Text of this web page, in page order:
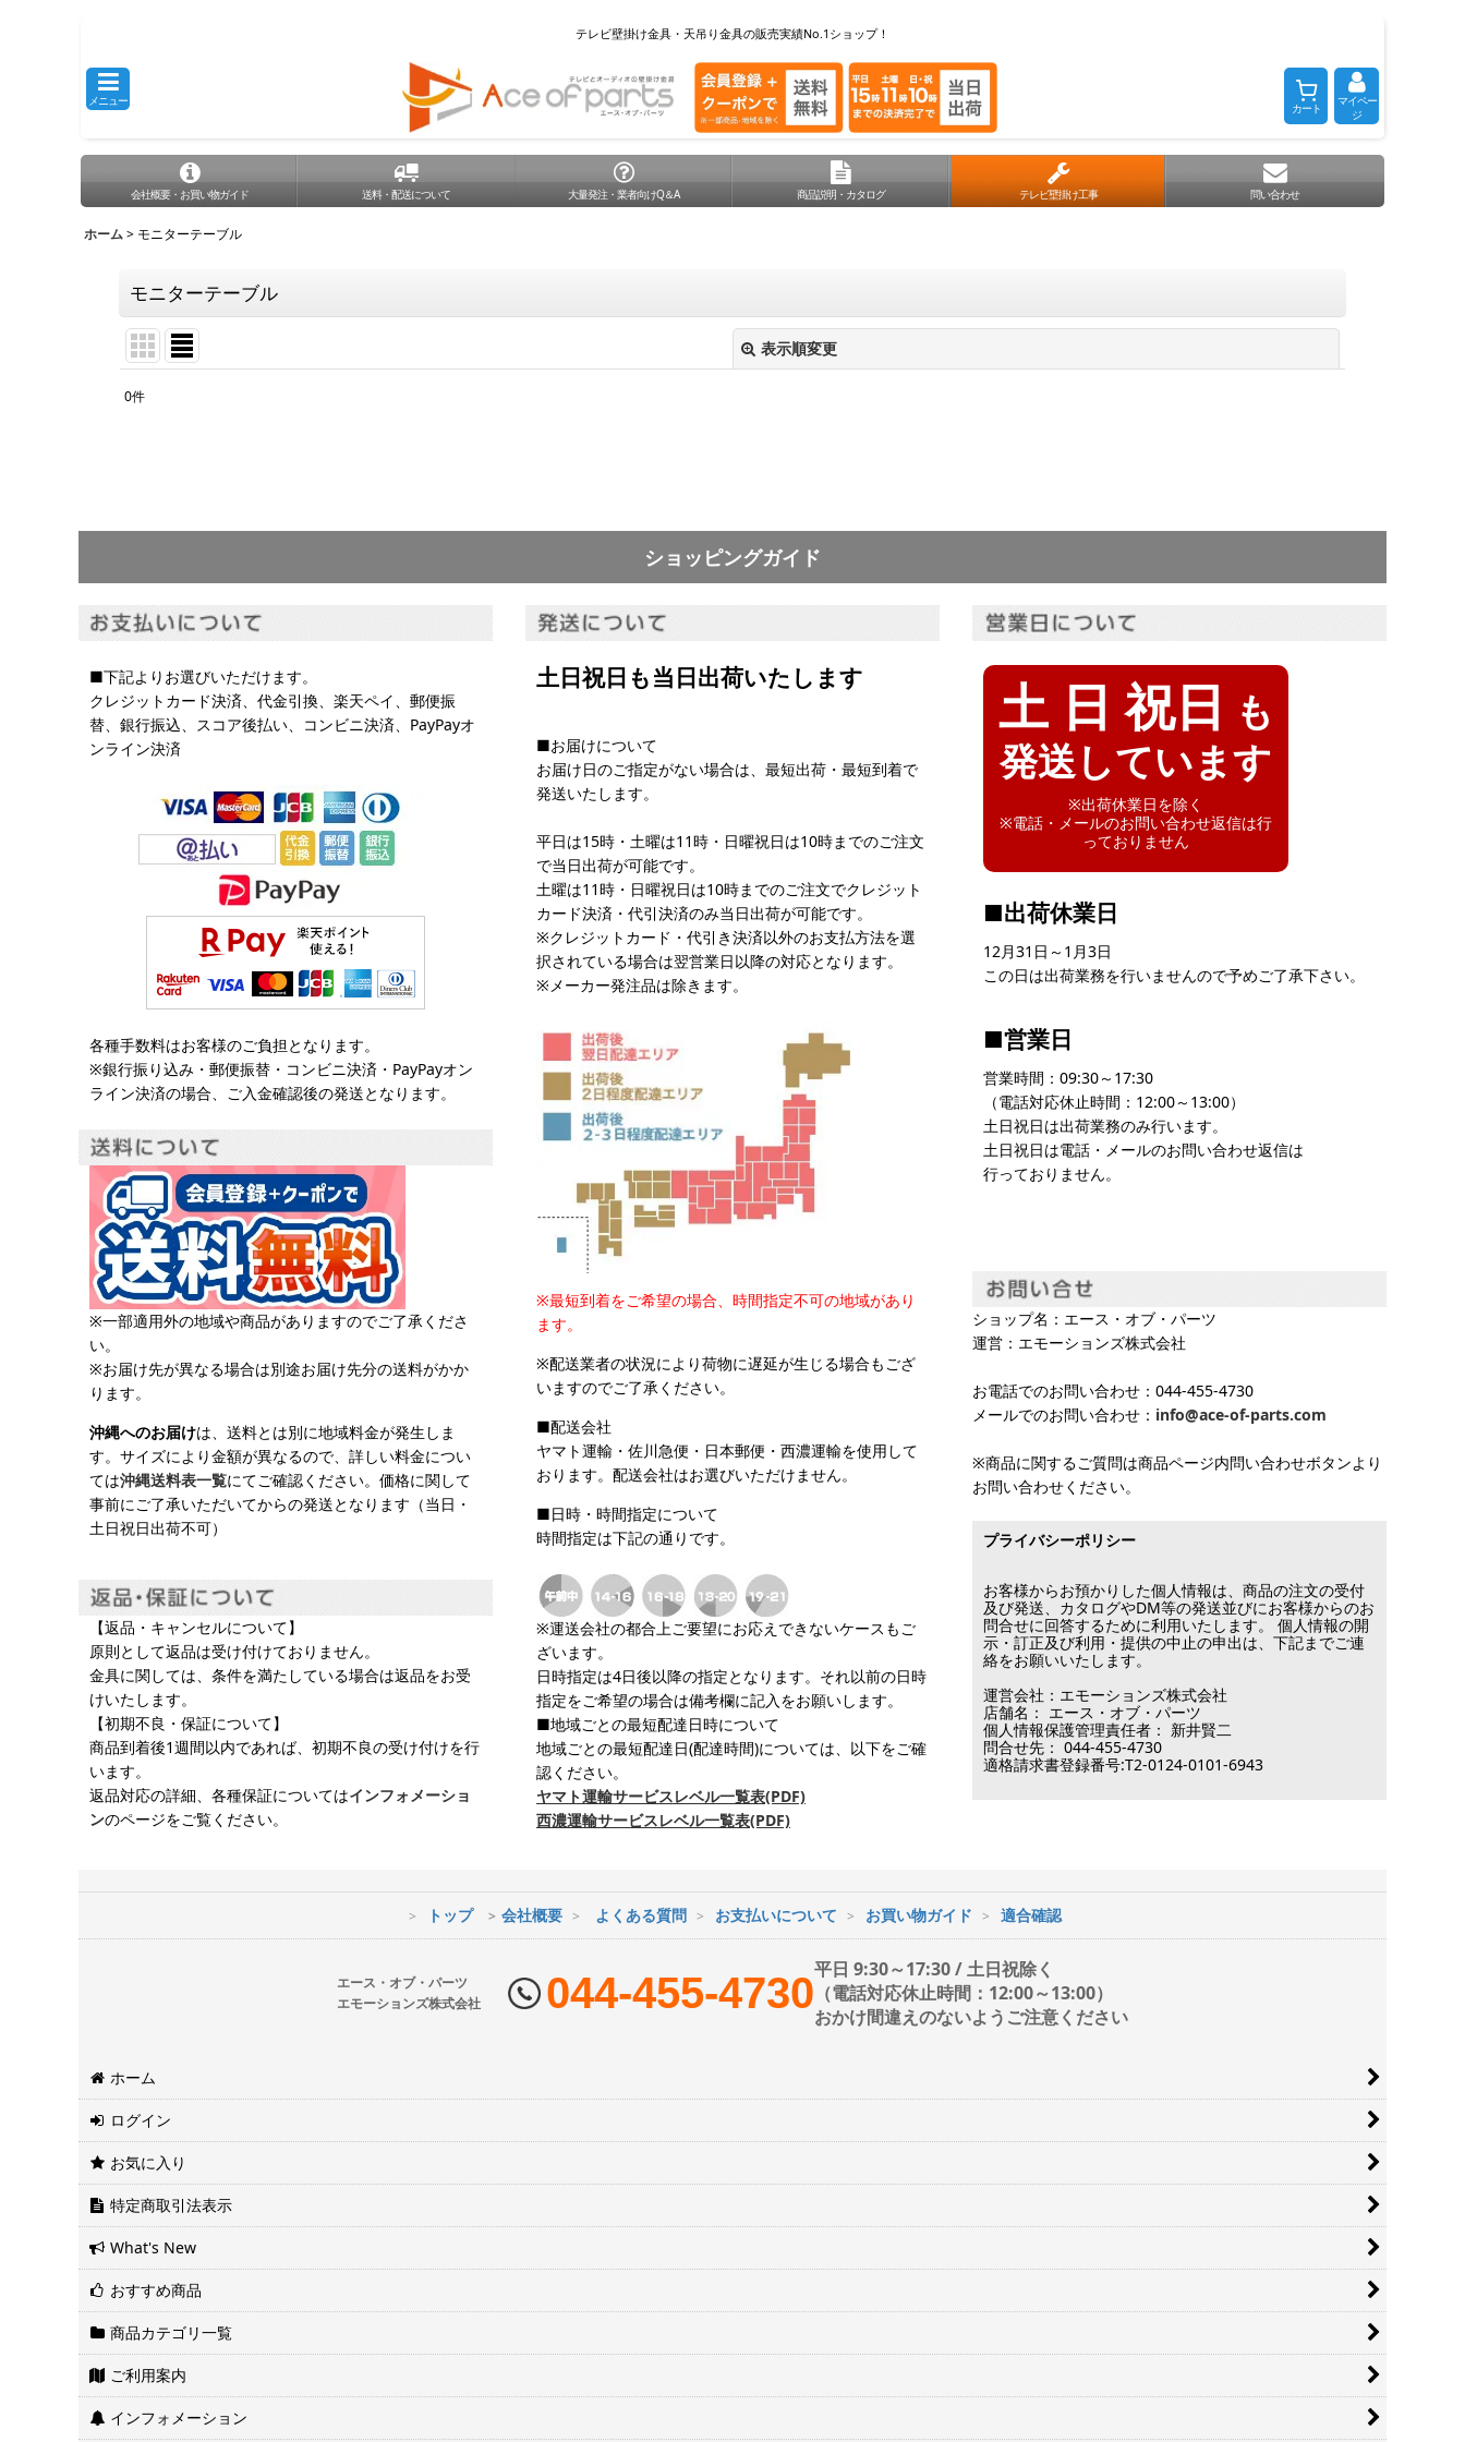
テレビ壁掛け金具・天吊り金具の販売実績No.1ショップ！
メニュー カート
マイペー
ジ
会社概要・お買い物ガイド 送料・配送について 大量発注・業者向けQ＆A 商品説明・カタログ テレビ壁掛け工事 問い合わせ
ホーム > モニターテーブル
モニターテーブル
表示順変更
表示数
絞り込む
0件
ショッピングガイド
■下記よりお選びいただけます。
クレジットカード決済、代金引換、楽天ペイ、郵便振
替、銀行振込、スコア後払い、コンビニ決済、PayPayオ
ンライン決済
各種手数料はお客様のご負担となります。
※銀行振り込み・郵便振替・コンビニ決済・PayPayオン
ライン決済の場合、ご入金確認後の発送となります。
※一部適用外の地域や商品がありますのでご了承くださ
い。
※お届け先が異なる場合は別途お届け先分の送料がかか
ります。
沖縄へのお届けは、送料とは別に地域料金が発生しま
す。サイズにより金額が異なるので、詳しい料金につい
ては沖縄送料表一覧にてご確認ください。価格に関して
事前にご了承いただいてからの発送となります（当日・
土日祝日出荷不可）
【返品・キャンセルについて】
原則として返品は受け付けておりません。
金具に関しては、条件を満たしている場合は返品をお受
けいたします。
【初期不良・保証について】
商品到着後1週間以内であれば、初期不良の受け付けを行
います。
返品対応の詳細、各種保証についてはインフォメーショ
ンのページをご覧ください。
土日祝日も当日出荷いたします
■お届けについて
お届け日のご指定がない場合は、最短出荷・最短到着で
発送いたします。
平日は15時・土曜は11時・日曜祝日は10時までのご注文
で当日出荷が可能です。
土曜は11時・日曜祝日は10時までのご注文でクレジット
カード決済・代引決済のみ当日出荷が可能です。
※クレジットカード・代引き決済以外のお支払方法を選
択されている場合は翌営業日以降の対応となります。
※メーカー発注品は除きます。
※最短到着をご希望の場合、時間指定不可の地域があり
ます。
※配送業者の状況により荷物に遅延が生じる場合もござ
いますのでご了承ください。
■配送会社
ヤマト運輸・佐川急便・日本郵便・西濃運輸を使用して
おります。配送会社はお選びいただけません。
■日時・時間指定について
時間指定は下記の通りです。
※運送会社の都合上ご要望にお応えできないケースもご
ざいます。
日時指定は4日後以降の指定となります。それ以前の日時
指定をご希望の場合は備考欄に記入をお願いします。
■地域ごとの最短配達日時について
地域ごとの最短配達日(配達時間)については、以下をご確
認ください。
ヤマト運輸サービスレベル一覧表(PDF)
西濃運輸サービスレベル一覧表(PDF)
土 日 祝日 も
発送しています
※出荷休業日を除く
※電話・メールのお問い合わせ返信は行
っておりません
■出荷休業日
12月31日～1月3日
この日は出荷業務を行いませんので予めご了承下さい。
■営業日
営業時間：09:30～17:30
（電話対応休止時間：12:00～13:00）
土日祝日は出荷業務のみ行います。
土日祝日は電話・メールのお問い合わせ返信は
行っておりません。
ショップ名：エース・オブ・パーツ
運営：エモーションズ株式会社
お電話でのお問い合わせ：044-455-4730
メールでのお問い合わせ： info@ace-of-parts.com
※商品に関するご質問は商品ページ内問い合わせボタンより
お問い合わせください。
プライバシーポリシー
お客様からお預かりした個人情報は、商品の注文の受付
及び発送、カタログやDM等の発送並びにお客様からのお
問合せに回答するために利用いたします。 個人情報の開
示・訂正及び利用・提供の中止の申出は、下記までご連
絡をお願いいたします。
運営会社：エモーションズ株式会社
店舗名： エース・オブ・パーツ
個人情報保護管理責任者： 新井賢二
問合せ先： 044-455-4730
適格請求書登録番号:T2-0124-0101-6943
トップ 会社概要 よくある質問 お支払いについて お買い物ガイド 適合確認
エース・オブ・パーツ
エモーションズ株式会社
044-455-4730平日 9:30～17:30 / 土日祝除く
（電話対応休止時間：12:00～13:00）
おかけ間違えのないようご注意ください
ホーム
ログイン
お気に入り
特定商取引法表示
What's New
おすすめ商品
商品カテゴリ一覧
ご利用案内
インフォメーション